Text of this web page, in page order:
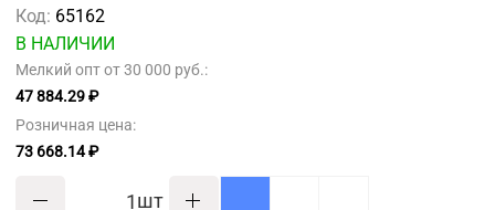
Код: 65162
В НАЛИЧИИ
Мелкий опт от 30 000 руб.:
47 884.29 ₽
Розничная цена:
73 668.14 ₽
шт